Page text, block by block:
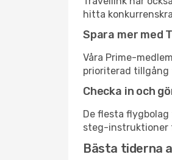
hitta
Spara mer med
Våra Prime-
prioriterad tillgång
Checka in och
De flesta
steg-instruktioner
Bästa tiderna